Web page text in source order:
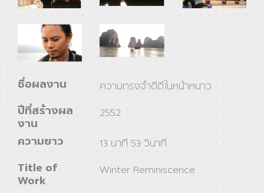
ชื่อผลงาน ความทรงจําดีดีในหน้าหนาว
ปีที่สร้างผล
งาน
2552
ความยาว 13 นาที 53 วินาที
Title of
Work
Winter Reminiscence